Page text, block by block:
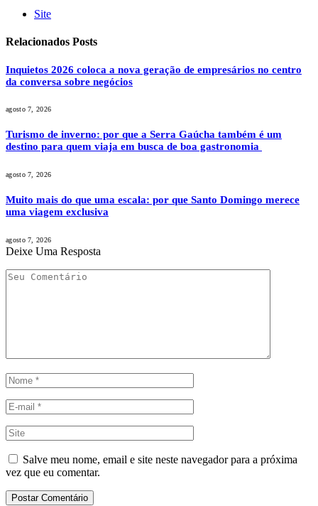
Site
Relacionados Posts
Inquietos 2026 coloca a nova geração de empresários no centro
da conversa sobre negócios
agosto 7, 2026
Turismo de inverno: por que a Serra Gaúcha também é um
destino para quem viaja em busca de boa gastronomia
agosto 7, 2026
Muito mais do que uma escala: por que Santo Domingo merece
uma viagem exclusiva
agosto 7, 2026
Deixe Uma Resposta
Salve meu nome, email e site neste navegador para a próxima
vez que eu comentar.